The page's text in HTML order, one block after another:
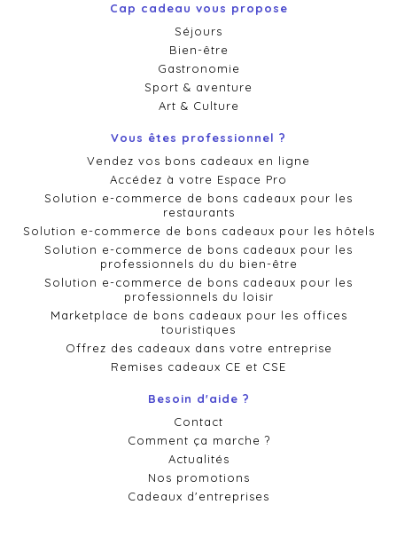
Cap cadeau vous propose
Séjours
Bien-être
Gastronomie
Sport & aventure
Art & Culture
Vous êtes professionnel ?
Vendez vos bons cadeaux en ligne
Accédez à votre Espace Pro
Solution e-commerce de bons cadeaux pour les
restaurants
Solution e-commerce de bons cadeaux pour les hôtels
Solution e-commerce de bons cadeaux pour les
professionnels du du bien-être
Solution e-commerce de bons cadeaux pour les
professionnels du loisir
Marketplace de bons cadeaux pour les offices
touristiques
Offrez des cadeaux dans votre entreprise
Remises cadeaux CE et CSE
Besoin d'aide ?
Contact
Comment ça marche ?
Actualités
Nos promotions
Cadeaux d'entreprises